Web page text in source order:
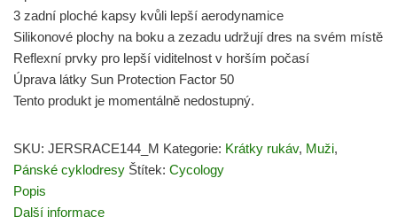
3 zadní ploché kapsy kvůli lepší aerodynamice
Silikonové plochy na boku a zezadu udržují dres na svém místě
Reflexní prvky pro lepší viditelnost v horším počasí
Úprava látky Sun Protection Factor 50
Tento produkt je momentálně nedostupný.
SKU: JERSRACE144_M Kategorie: Krátky rukáv, Muži,
Pánské cyklodresy Štítek: Cycology
Popis
Další informace